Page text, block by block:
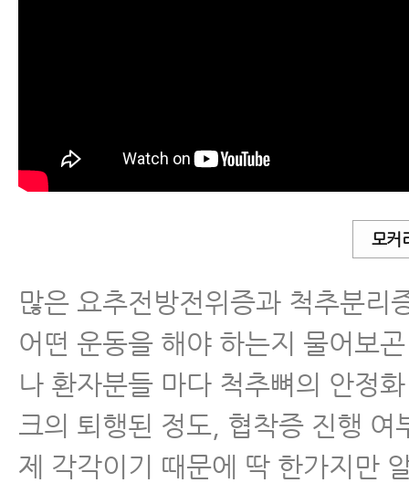
10문 10답
섬유근육통
수술 후 통증·재활
근육파열
모커
많은 요추전방전위증과 척추분리
어떤 운동을 해야 하는지 물어보
나 환자분들 마다 척추뼈의 안정
크의 퇴행된 정도, 협착증 진행 여
제 각각이기 때문에 딱 한가지만